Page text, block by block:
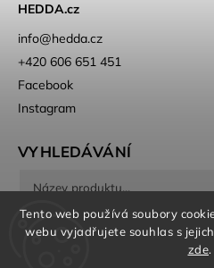
Tento web používá soubory
webu vyjadřujete souhlas s
zde.
HEDDA.cz
info@hedda.cz
+420 606 651 451
Facebook
Instagram
VYHLEDÁVÁNÍ
Hledat